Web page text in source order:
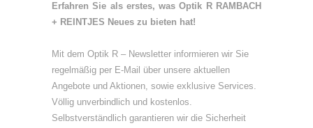
Erfahren Sie als erstes, was Optik R RAMBACH
+ REINTJES Neues zu bieten hat!
Mit dem Optik R – Newsletter informieren wir Sie
regelmäßig per E-Mail über unsere aktuellen
Angebote und Aktionen, sowie exklusive Services.
Völlig unverbindlich und kostenlos.
Selbstverständlich garantieren wir die Sicherheit